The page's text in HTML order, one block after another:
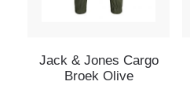
Jack & Jones Cargo
Broek Olive